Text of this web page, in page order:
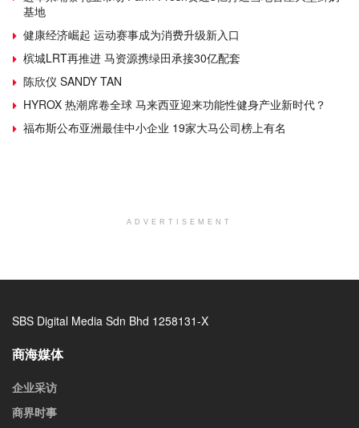
基地
健康经济崛起 运动赛事成为消费升级新入口
槟城LRT再推进 马资源携绿田承接30亿配套
陈欣仪 SANDY TAN
HYROX 热潮席卷全球 马来西亚迎来功能性健身产业新时代？
福布斯公布亚洲最佳中小企业 19家大马公司榜上有名
ADVERTISEMENT
SBS Digital Media Sdn Bhd 1258131-X
商海媒体
企业采访
商界时事